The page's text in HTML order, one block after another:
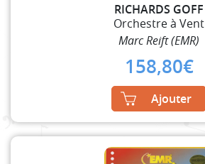
RICHARDS GOFF
Orchestre à Vent
Marc Reift (EMR)
158,80€
Ajouter